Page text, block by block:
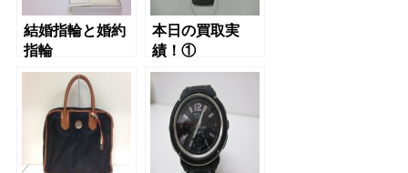
結婚指輪と婚約
指輪
本日の買取実
績！①